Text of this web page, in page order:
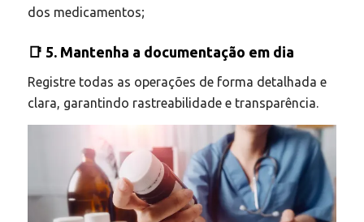
dos medicamentos;
📑 5. Mantenha a documentação em dia
Registre todas as operações de forma detalhada e
clara, garantindo rastreabilidade e transparência.